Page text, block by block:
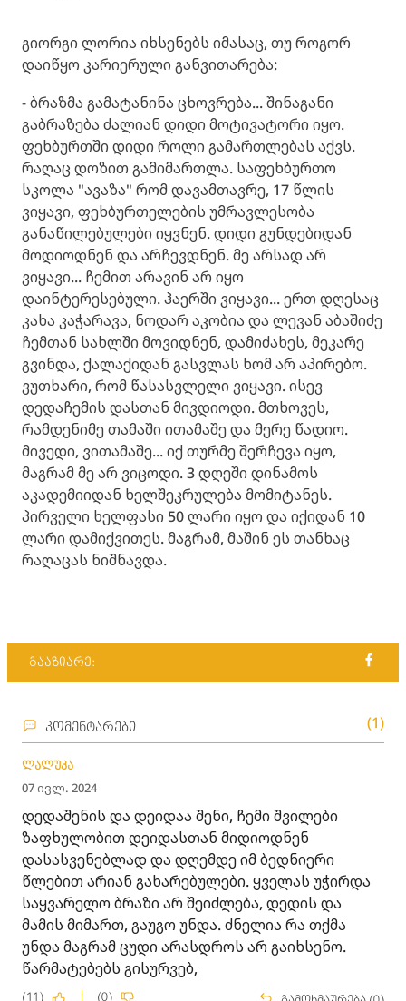
გიორგი ლორია იხსენებს იმასაც, თუ როგორ
დაიწყო კარიერული განვითარება:
- ბრაზმა გამატანინა ცხოვრება... შინაგანი
გაბრაზება ძალიან დიდი მოტივატორი იყო.
ფეხბურთში დიდი როლი გამართლებას აქვს.
რაღაც დოზით გამიმართლა. საფეხბურთო
სკოლა "ავაზა" რომ დავამთავრე, 17 წლის
ვიყავი, ფეხბურთელების უმრავლესობა
განაწილებულები იყვნენ. დიდი გუნდებიდან
მოდიოდნენ და არჩევდნენ. მე არსად არ
ვიყავი... ჩემით არავინ არ იყო
დაინტერესებული. ჰაერში ვიყავი... ერთ დღესაც
კახა კაჭარავა, ნოდარ აკობია და ლევან აბაშიძე
ჩემთან სახლში მოვიდნენ, დამიძახეს, მეკარე
გვინდა, ქალაქიდან გასვლას ხომ არ აპირებო.
ვუთხარი, რომ წასასვლელი ვიყავი. ისევ
დედაჩემის დასთან მივდიოდი. მთხოვეს,
რამდენიმე თამაში ითამაშე და მერე წადიო.
მივედი, ვითამაშე... იქ თურმე შერჩევა იყო,
მაგრამ მე არ ვიცოდი. 3 დღეში დინამოს
აკადემიიდან ხელშეკრულება მომიტანეს.
პირველი ხელფასი 50 ლარი იყო და იქიდან 10
ლარი დამიქვითეს. მაგრამ, მაშინ ეს თანხაც
რაღაცას ნიშნავდა.
გააზიარე:
კომენტარები (1)
ლალუკა
07 ივლ. 2024
დედაშენის და დეიდაა შენი, ჩემი შვილები
ზაფხულობით დეიდასთან მიდიოდნენ
დასასვენებლად და დღემდე იმ ბედნიერი
წლებით არიან გახარებულები. ყველას უჭირდა
საყვარელო ბრაზი არ შეიძლება, დედის და
მამის მიმართ, გაუგო უნდა. ძნელია რა თქმა
უნდა მაგრამ ცუდი არასდროს არ გაიხსენო.
წარმატებებს გისურვებ,
(11) (0)